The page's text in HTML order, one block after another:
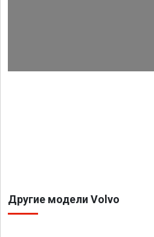
Другие модели Volvo